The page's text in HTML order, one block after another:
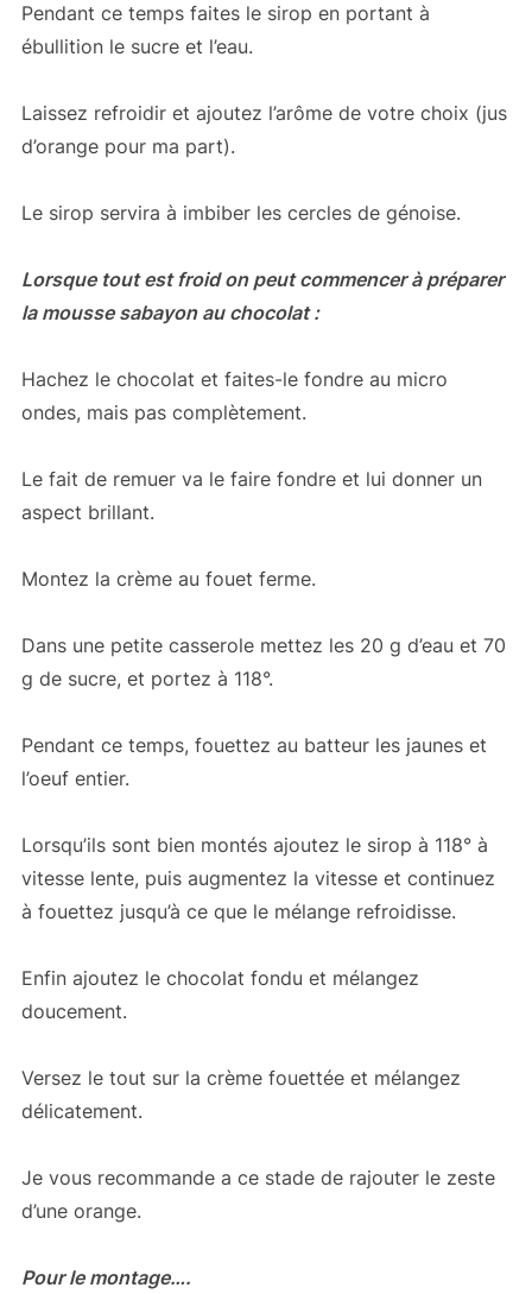
Pendant ce temps faites le sirop en portant à
ébullition le sucre et l’eau.
Laissez refroidir et ajoutez l’arôme de votre choix (jus
d’orange pour ma part).
Le sirop servira à imbiber les cercles de génoise.
Lorsque tout est froid on peut commencer à préparer
la mousse sabayon au chocolat :
Hachez le chocolat et faites-le fondre au micro
ondes, mais pas complètement.
Le fait de remuer va le faire fondre et lui donner un
aspect brillant.
Montez la crème au fouet ferme.
Dans une petite casserole mettez les 20 g d’eau et 70
g de sucre, et portez à 118°.
Pendant ce temps, fouettez au batteur les jaunes et
l’oeuf entier.
Lorsqu’ils sont bien montés ajoutez le sirop à 118° à
vitesse lente, puis augmentez la vitesse et continuez
à fouettez jusqu’à ce que le mélange refroidisse.
Enfin ajoutez le chocolat fondu et mélangez
doucement.
Versez le tout sur la crème fouettée et mélangez
délicatement.
Je vous recommande a ce stade de rajouter le zeste
d’une orange.
Pour le montage….